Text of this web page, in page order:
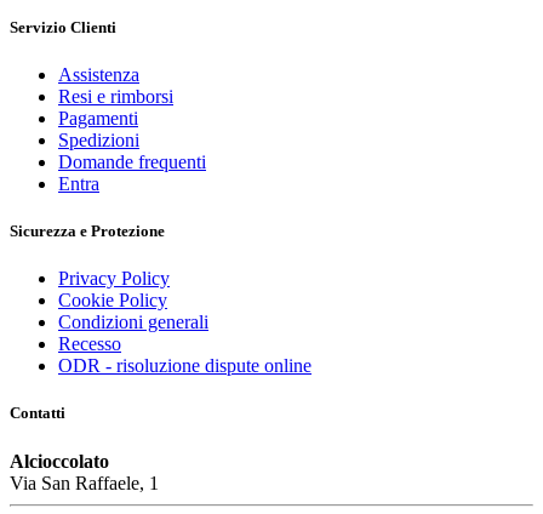
Antiaderente
Visualizza i prodotti a
Servizio Clienti
Assistenza
Resi e rimborsi
Pagamenti
Spedizioni
Domande frequenti
Entra
Sicurezza e Protezione
Privacy Policy
Cookie Policy
Condizioni generali
Recesso
ODR - risoluzione dispute online
Contatti
Alcioccolato
Via San Raffaele, 1